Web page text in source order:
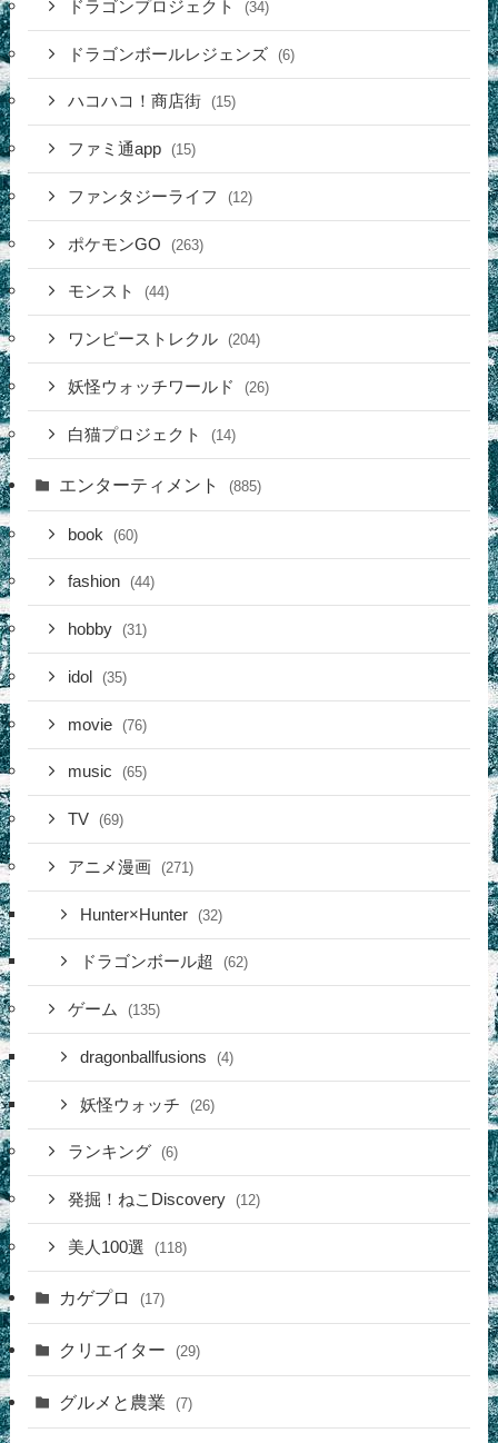
ドラゴンプロジェクト (34)
ドラゴンボールレジェンズ (6)
ハコハコ！商店街 (15)
ファミ通app (15)
ファンタジーライフ (12)
ポケモンGO (263)
モンスト (44)
ワンピーストレクル (204)
妖怪ウォッチワールド (26)
白猫プロジェクト (14)
エンターティメント (885)
book (60)
fashion (44)
hobby (31)
idol (35)
movie (76)
music (65)
TV (69)
アニメ漫画 (271)
Hunter×Hunter (32)
ドラゴンボール超 (62)
ゲーム (135)
dragonballfusions (4)
妖怪ウォッチ (26)
ランキング (6)
発掘！ねこDiscovery (12)
美人100選 (118)
カゲプロ (17)
クリエイター (29)
グルメと農業 (7)